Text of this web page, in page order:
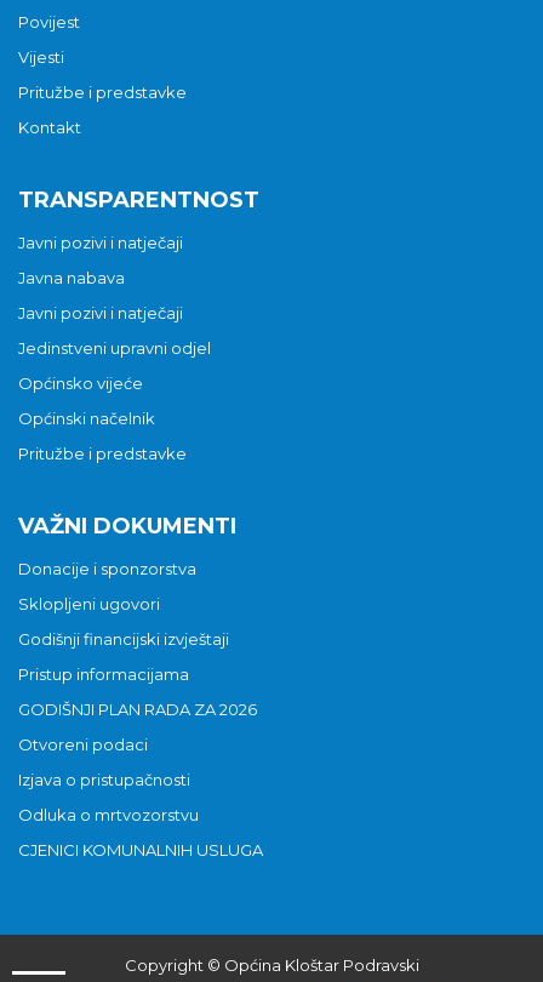
Povijest
Vijesti
Pritužbe i predstavke
Kontakt
TRANSPARENTNOST
Javni pozivi i natječaji
Javna nabava
Javni pozivi i natječaji
Jedinstveni upravni odjel
Općinsko vijeće
Općinski načelnik
Pritužbe i predstavke
VAŽNI DOKUMENTI
Donacije i sponzorstva
Sklopljeni ugovori
Godišnji financijski izvještaji
Pristup informacijama
GODIŠNJI PLAN RADA ZA 2026
Otvoreni podaci
Izjava o pristupačnosti
Odluka o mrtvozorstvu
CJENICI KOMUNALNIH USLUGA
Copyright © Općina Kloštar Podravski